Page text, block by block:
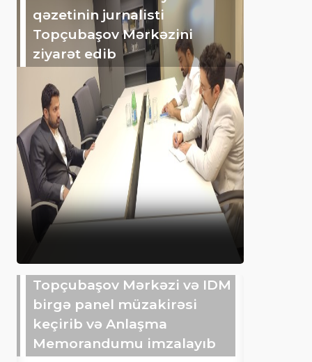
qəzetinin jurnalisti
Topçubaşov Mərkəzini
ziyarət edib
Topçubaşov Mərkəzi və IDM
birgə panel müzakirəsi
keçirib və Anlaşma
Memorandumu imzalayıb